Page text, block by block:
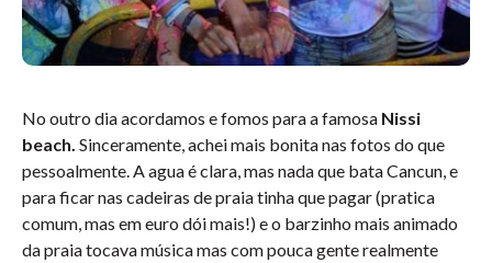
No outro dia acordamos e fomos para a famosa Nissi
beach. Sinceramente, achei mais bonita nas fotos do que
pessoalmente. A agua é clara, mas nada que bata Cancun, e
para ficar nas cadeiras de praia tinha que pagar (pratica
comum, mas em euro dói mais!) e o barzinho mais animado
da praia tocava música mas com pouca gente realmente